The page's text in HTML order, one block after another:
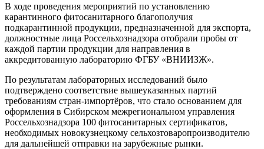
В ходе проведения мероприятий по установлению
карантинного фитосанитарного благополучия
подкарантинной продукции, предназначенной для экспорта,
должностные лица Россельхознадзора отобрали пробы от
каждой партии продукции для направления в
аккредитованную лабораторию ФГБУ «ВНИИЗЖ».
По результатам лабораторных исследований было
подтверждено соответствие вышеуказанных партий
требованиям стран-импортёров, что стало основанием для
оформления в Сибирском межрегиональном управления
Россельхознадзора 100 фитосанитарных сертификатов,
необходимых новокузнецкому сельхозтоваропроизводителю
для дальнейшей отправки на зарубежные рынки.